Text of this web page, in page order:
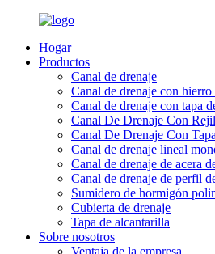
Hogar
Productos
Canal de drenaje
Canal de drenaje con
Canal de drenaje con tapa
Canal De Drenaje Con
Canal De Drenaje Con
Canal de drenaje lineal
Canal de drenaje de acera
Canal de drenaje de perfil
Sumidero de hormigón
Cubierta de drenaje
Tapa de alcantarilla
Sobre nosotros
Ventaja de la empresa